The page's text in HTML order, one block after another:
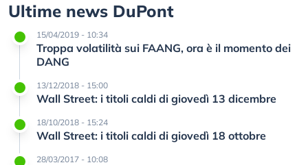
Ultime news DuPont
15/04/2019 - 10:34
Troppa volatilità sui FAANG, ora è il momento dei
DANG
13/12/2018 - 15:00
Wall Street: i titoli caldi di giovedì 13 dicembre
18/10/2018 - 15:24
Wall Street: i titoli caldi di giovedì 18 ottobre
28/03/2017 - 10:08